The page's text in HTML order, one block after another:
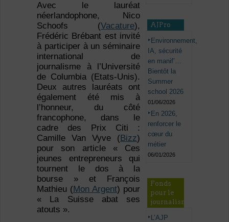
Avec le lauréat
néerlandophone, Nico
Schoofs (Vacature),
Frédéric Brébant est invité
à participer à un séminaire
international de
journalisme à l’Université
de Columbia (Etats-Unis).
Deux autres lauréats ont
également été mis à
l’honneur, du côté
francophone, dans le
cadre des Prix Citi :
Camille Van Vyve ( Bizz)
pour son article « Ces
jeunes entrepreneurs qui
tournent le dos à la
bourse » et François
Mathieu ( Mon Argent) pour
« La Suisse abat ses
atouts ».
AJPro
Environnement,
IA, sécurité
en manif’…
Bientôt la
Summer
school 2026
01/06/2026
En 2026,
renforcer le
cœur du
métier
06/01/2026
Fonds
pour le
journalisme
L’AJP